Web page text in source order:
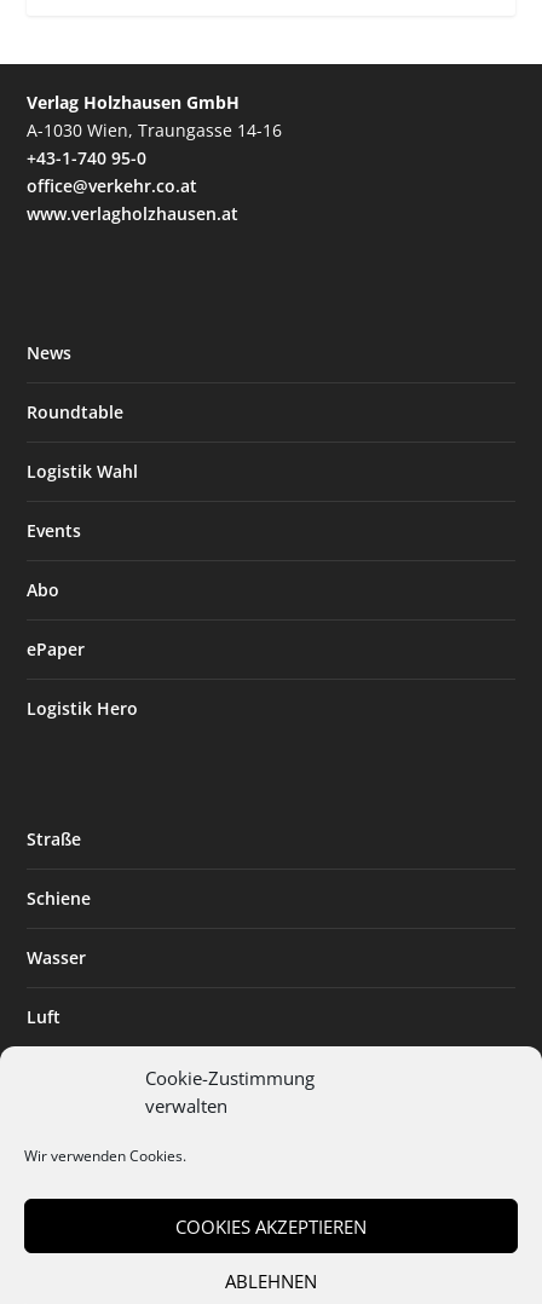
Cookie-Zustimmung
verwalten
Wir verwenden Cookies.
COOKIES AKZEPTIEREN
ABLEHNEN
Verlag Holzhausen GmbH
A-1030 Wien, Traungasse 14-16
+43-1-740 95-0
office@verkehr.co.at
www.verlagholzhausen.at
News
Roundtable
Logistik Wahl
Events
Abo
ePaper
Logistik Hero
Straße
Schiene
Wasser
Luft
Digitalisierung